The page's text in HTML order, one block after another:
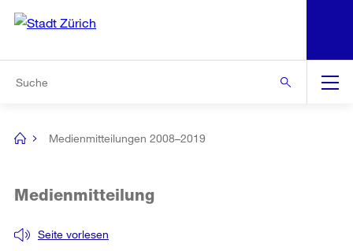
Navigation
[no
Medienmitteilungen 2008–2019
Seite vorlesen
Medienmitteilung